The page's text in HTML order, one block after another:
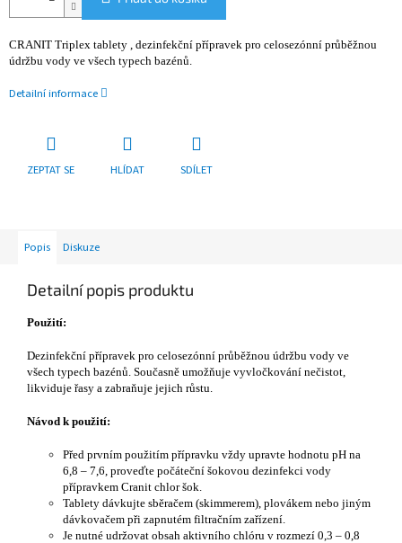
CRANIT Triplex tablety , dezinfekční přípravek pro celosezónní průběžnou
údržbu vody ve všech typech bazénů.
Detailní informace
ZEPTAT SE HLÍDAT SDÍLET
Popis Diskuze
Detailní popis produktu
Použití:
Dezinfekční přípravek pro celosezónní průběžnou údržbu vody ve
všech typech bazénů. Současně umožňuje vyvločkování nečistot,
likviduje řasy a zabraňuje jejich růstu.
Návod k použití:
Před prvním použitím přípravku vždy upravte hodnotu pH na
6,8 – 7,6, proveďte počáteční šokovou dezinfekci vody
přípravkem Cranit chlor šok.
Tablety dávkujte sběračem (skimmerem), plovákem nebo jiným
dávkovačem při zapnutém filtračním zařízení.
Je nutné udržovat obsah aktivního chlóru v rozmezí 0,3 – 0,8